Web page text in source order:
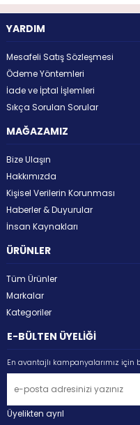
YARDIM
Mesafeli Satış Sözleşmesi
Ödeme Yöntemleri
İade ve İptal İşlemleri
Sıkça Sorulan Sorular
MAĞAZAMIZ
Bize Ulaşın
Hakkımızda
Kişisel Verilerin Korunması
Haberler & Duyurular
İnsan Kaynakları
ÜRÜNLER
Tüm Ürünler
Markalar
Kategoriler
E-BÜLTEN ÜYELİĞİ
En avantajlı kampanyalarımız
Üyelikten ayrıl